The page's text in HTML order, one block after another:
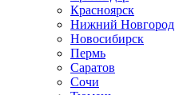
Красноярск
Нижний Новгород
Новосибирск
Пермь
Саратов
Сочи